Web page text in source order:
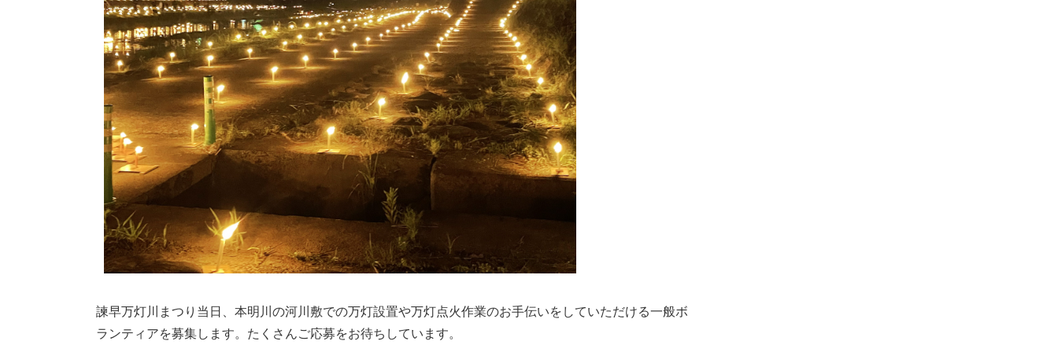
諫早万灯川まつり当日、本明川の河川敷での万灯設置や万灯点火作業のお手伝いをしていただける一般ボ
ランティアを募集します。たくさんご応募をお待ちしています。